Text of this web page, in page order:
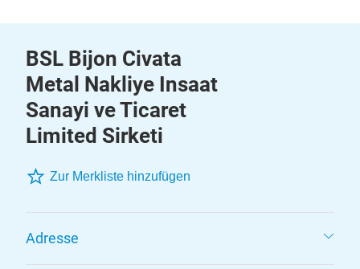
BSL Bijon Civata
Metal Nakliye Insaat
Sanayi ve Ticaret
Limited Sirketi
Zur Merkliste hinzufügen
Adresse